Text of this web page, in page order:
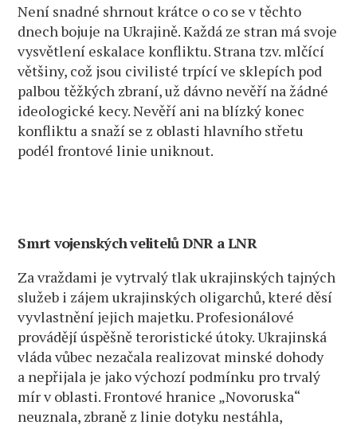
Není snadné shrnout krátce o co se v těchto
dnech bojuje na Ukrajině. Každá ze stran má svoje
vysvětlení eskalace konfliktu. Strana tzv. mlčící
většiny, což jsou civilisté trpící ve sklepích pod
palbou těžkých zbraní, už dávno nevěří na žádné
ideologické kecy. Nevěří ani na blízký konec
konfliktu a snaží se z oblasti hlavního střetu
podél frontové linie uniknout.
Smrt vojenských velitelů DNR a LNR
Za vraždami je vytrvalý tlak ukrajinských tajných
služeb i zájem ukrajinských oligarchů, které děsí
vyvlastnění jejich majetku. Profesionálové
provádějí úspěšně teroristické útoky. Ukrajinská
vláda vůbec nezačala realizovat minské dohody
a nepřijala je jako výchozí podmínku pro trvalý
mír v oblasti. Frontové hranice „Novoruska“
neuznala, zbraně z linie dotyku nestáhla,